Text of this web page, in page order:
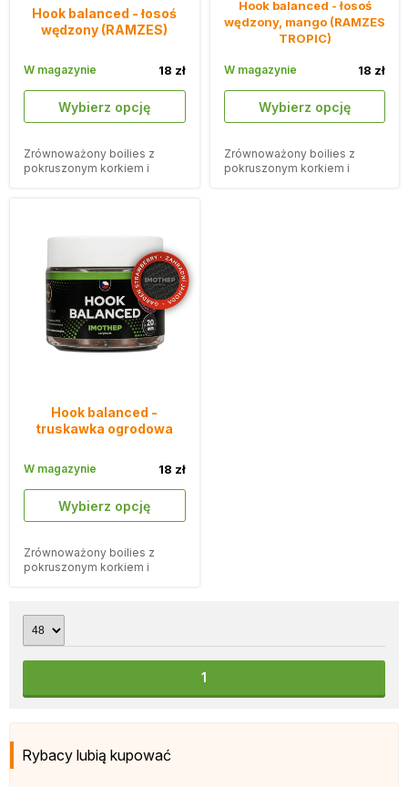
Hook balanced - łosoś
wędzony (RAMZES)
Wybierz opcję
18 zł
W magazynie
Zrównoważony boilies z
pokruszonym korkiem i
Hook balanced - łosoś
wędzony, mango (RAMZES
TROPIC)
Wybierz opcję
18 zł
W magazynie
Zrównoważony boilies z
pokruszonym korkiem i
Hook balanced -
truskawka ogrodowa
Wybierz opcję
18 zł
W magazynie
Zrównoważony boilies z
pokruszonym korkiem i
1
Rybacy lubią kupować